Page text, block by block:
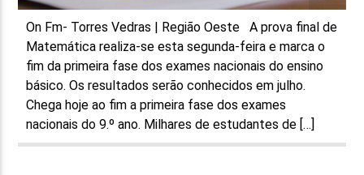
On Fm- Torres Vedras | Região Oeste A prova final de
Matemática realiza-se esta segunda-feira e marca o
fim da primeira fase dos exames nacionais do ensino
básico. Os resultados serão conhecidos em julho.
Chega hoje ao fim a primeira fase dos exames
nacionais do 9.º ano. Milhares de estudantes de […]